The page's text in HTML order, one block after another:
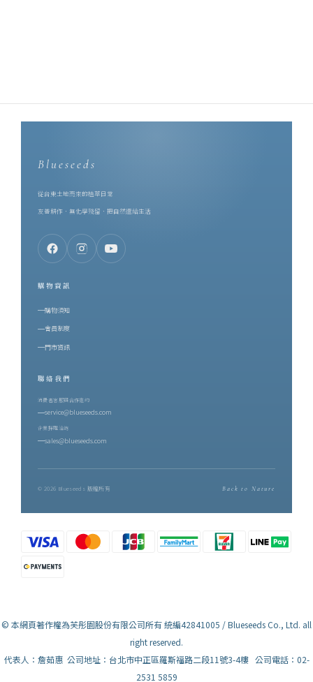
Blueseeds
從台東土地而來的植萃日常
友善耕作．無化學殘留．把自然還給生活
購物資訊
購物須知
會員制度
門市資訊
聯絡我們
消費者客服與合作邀約
service@blueseeds.com
企業採購洽詢
sales@blueseeds.com
© 2026 Blueseeds 版權所有 Back to Nature
© 本網頁著作權為芙彤園股份有限公司所有 統編42841005 / Blueseeds Co., Ltd. all
right reserved.
代表人：詹茹惠 公司地址：台北市中正區羅斯福路二段11號3-4樓 公司電話：02-
2531 5859